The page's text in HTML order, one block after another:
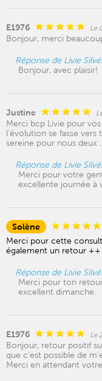
E1976 Le
Bonjour, merci
Réponse de Livie
Bonjour, avec plaisir!
Justine
Merci bcp Livie pour
l’évolution se fasse
sereine pour nous deux
Réponse de Livie
Merci pour votre
excellente journée à
Solène
Merci pour cette
également un retour ++
Réponse de Livie
Merci pour ton
excellent dimanche.
E1976 Le
Bonjour, retour positif
que c'est possible de
Merci en attendant